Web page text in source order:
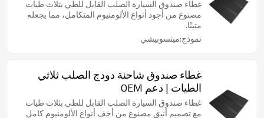
غطاء صندوق السيارة الصلب القابل للطي بثلاث طيات
مصنوع من أجود أنواع الألومنيوم المتكامل، مما يجعله
متينًا.
نموذج:ميتسوبيشي
غطاء صندوق شاحنة دودج الصلب ثلاثي
الطيات | دعم OEM
غطاء صندوق السيارة الصلب القابل للطي بثلاث طيات
مع تصميم أنيق مصنوع من أخف أنواع الألومنيوم كامل